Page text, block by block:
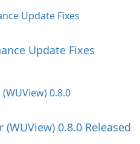
Update Fixes
0.8.0 Released